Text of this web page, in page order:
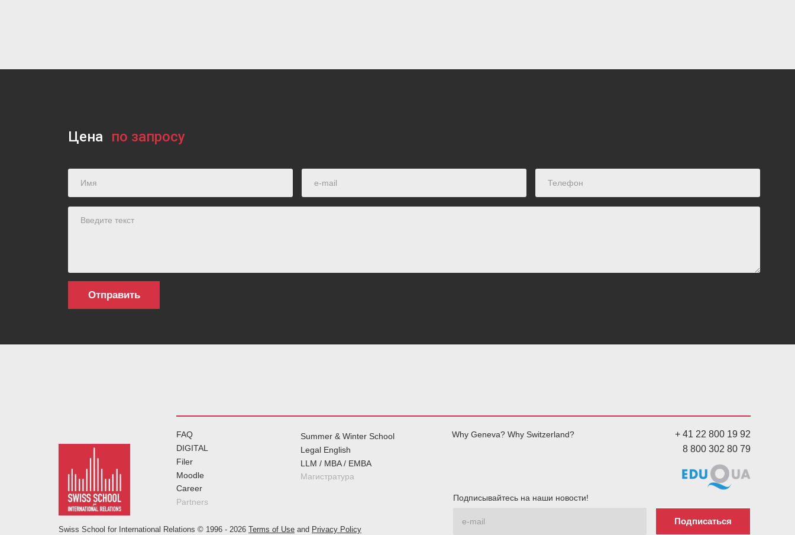
Цена по запросу
FAQ
DIGITAL
Filer
Moodle
Career
Partners
Summer & Winter School
Legal English
LLM / MBA / EMBA
Магистратура
Why Geneva? Why Switzerland?
+ 41 22 800 19 92
8 800 302 80 79
Swiss School for International Relations © 1996 - 2026 Terms of Use and Privacy Policy
Подписывайтесь на наши новости!